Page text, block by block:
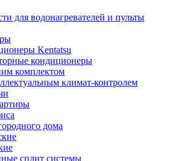
для водонагревателей и пульты
Kentatsu
кондиционеры
комплектом
климат-контролем
дома
сплит системы